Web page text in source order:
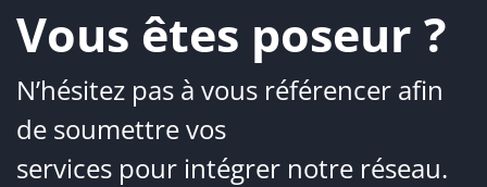
Vous êtes poseur ?
N’hésitez pas à vous référencer afin
de soumettre vos
services pour intégrer notre réseau.